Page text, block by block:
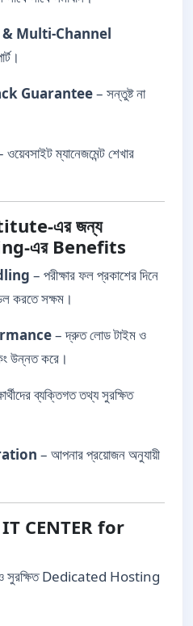
Multi-Channel
Guarantee– সন্তুষ্ট না
ওয়েবসাইট ম্যানেজমেন্ট শেখার
এর জন্য
এর Benefits
– পরীক্ষার ফল প্রকাশের দিনে
করতে সক্ষম।
– দ্রুত লোড টাইম ও
উন্নত করে।
ব্যক্তিগত তথ্য সুরক্ষিত
– আপনার প্রয়োজন অনুযায়ী
CENTER for
ও সুরক্ষিত Dedicated Hosting